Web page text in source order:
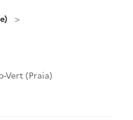
Vert (Praia)